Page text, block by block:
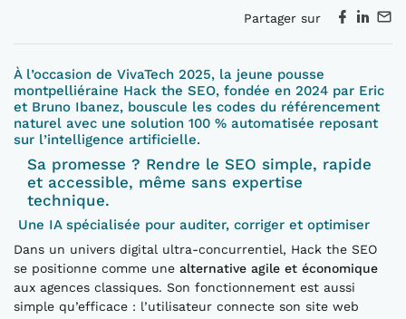
Partager sur
À l’occasion de VivaTech 2025, la jeune pousse
montpelliéraine Hack the SEO, fondée en 2024 par Eric
et Bruno Ibanez, bouscule les codes du référencement
naturel avec une solution 100 % automatisée reposant
sur l’intelligence artificielle.
Sa promesse ? Rendre le SEO simple, rapide
et accessible, même sans expertise
technique.
Une IA spécialisée pour auditer, corriger et optimiser
Dans un univers digital ultra-concurrentiel, Hack the SEO
se positionne comme une alternative agile et économique
aux agences classiques. Son fonctionnement est aussi
simple qu’efficace : l’utilisateur connecte son site web